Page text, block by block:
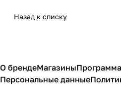
Назад к списку
О брендеМагазины
Персональные данные